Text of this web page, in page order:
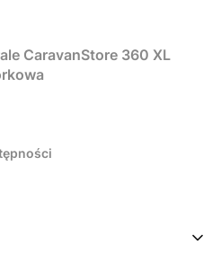
CaravanStore 360 XL